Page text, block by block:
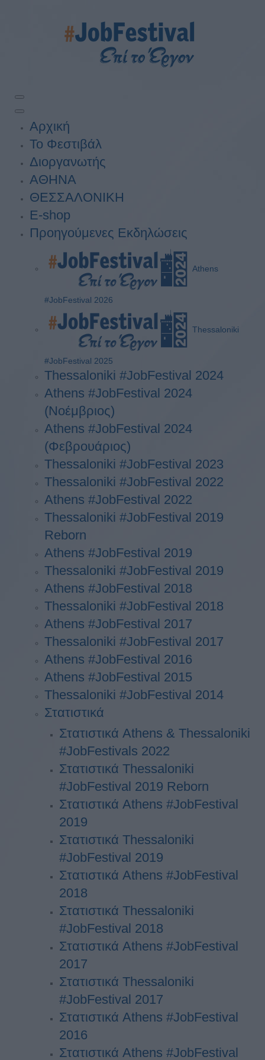
Αρχική
Το Φεστιβάλ
Διοργανωτής
ΑΘΗΝΑ
ΘΕΣΣΑΛΟΝΙΚΗ
E-shop
Προηγούμενες Εκδηλώσεις
Athens
#JobFestival 2026
Thessaloniki
#JobFestival 2025
Thessaloniki #JobFestival 2024
Athens #JobFestival 2024
(Νοέμβριος)
Athens #JobFestival 2024
(Φεβρουάριος)
Thessaloniki #JobFestival 2023
Thessaloniki #JobFestival 2022
Athens #JobFestival 2022
Thessaloniki #JobFestival 2019
Reborn
Athens #JobFestival 2019
Thessaloniki #JobFestival 2019
Athens #JobFestival 2018
Thessaloniki #JobFestival 2018
Athens #JobFestival 2017
Τhessaloniki #JobFestival 2017
Athens #JobFestival 2016
Athens #JobFestival 2015
Thessaloniki #JobFestival 2014
Στατιστικά
Στατιστικά Athens & Thessaloniki
#JobFestivals 2022
Στατιστικά Thessaloniki
#JobFestival 2019 Reborn
Στατιστικά Athens #JobFestival
2019
Στατιστικά Thessaloniki
#JobFestival 2019
Στατιστικά Athens #JobFestival
2018
Στατιστικά Thessaloniki
#JobFestival 2018
Στατιστικά Athens #JobFestival
2017
Στατιστικά Thessaloniki
#JobFestival 2017
Στατιστικά Athens #JobFestival
2016
Στατιστικά Athens #JobFestival